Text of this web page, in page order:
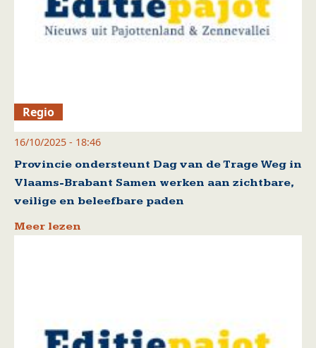
Regio
16/10/2025 - 18:46
Provincie ondersteunt Dag van de Trage Weg in
Vlaams-Brabant Samen werken aan zichtbare,
veilige en beleefbare paden
Meer lezen